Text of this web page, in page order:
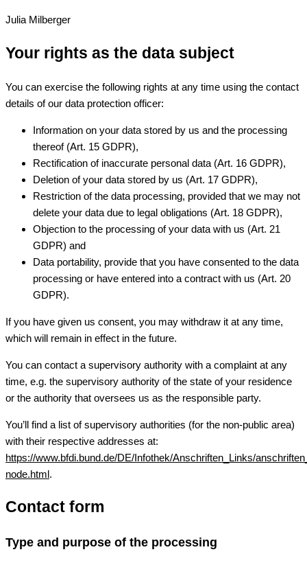
Julia Milberger
Your rights as the data subject
You can exercise the following rights at any time using the contact
details of our data protection officer:
Information on your data stored by us and the processing
thereof (Art. 15 GDPR),
Rectification of inaccurate personal data (Art. 16 GDPR),
Deletion of your data stored by us (Art. 17 GDPR),
Restriction of the data processing, provided that we may not
delete your data due to legal obligations (Art. 18 GDPR),
Objection to the processing of your data with us (Art. 21
GDPR) and
Data portability, provide that you have consented to the data
processing or have entered into a contract with us (Art. 20
GDPR).
If you have given us consent, you may withdraw it at any time,
which will remain in effect in the future.
You can contact a supervisory authority with a complaint at any
time, e.g. the supervisory authority of the state of your residence
or the authority that oversees us as the responsible party.
You’ll find a list of supervisory authorities (for the non-public area)
with their respective addresses at:
https://www.bfdi.bund.de/DE/Infothek/Anschriften_Links/
node.html.
Contact form
Type and purpose of the processing